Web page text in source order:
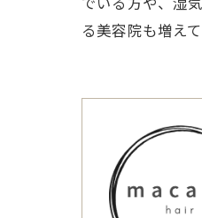
る美容院も増え